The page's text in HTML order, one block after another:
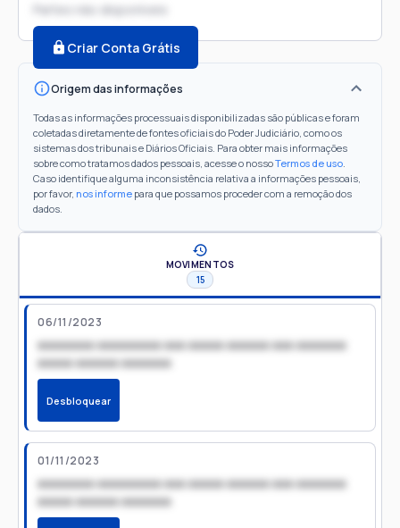
Partes não disponíveis
Criar Conta Grátis
Origem das informações
Todas as informações processuais disponibilizadas são públicas e foram
coletadas diretamente de fontes oficiais do Poder Judiciário, como os
sistemas dos tribunais e Diários Oficiais. Para obter mais informações
sobre como tratamos dados pessoais, acesse o nossoTermos de uso.
Caso identifique alguma inconsistência relativa a informações pessoais,
por favor, nos informe para que possamos proceder com a remoção dos
dados.
MOVIMENTOS
15
06/11/2023
xxxxxxxx xxxxxxxxx xxx xxxxx xxxxxx xxx xxxxxxx
xxxxx xxxxxx xxxxxxx
Desbloquear
01/11/2023
xxxxxxxx xxxxxxxxx xxx xxxxx xxxxxx xxx xxxxxxx
xxxxx xxxxxx xxxxxxx